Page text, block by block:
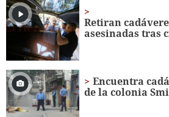
54
seconds
Retiran
asesinadas tras
Encuentra
de la colonia